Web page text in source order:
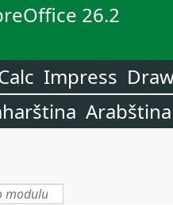
26.2
Impress
Arabština